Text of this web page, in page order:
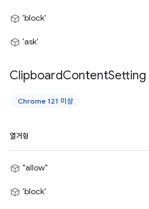
'block'
'ask'
ClipboardContentSetting
Chrome 121 이상
열거형
"allow"
'block'